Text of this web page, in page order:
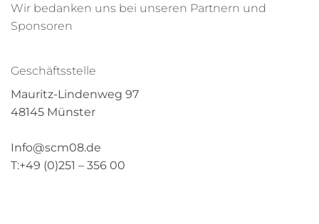
Wir bedanken uns bei unseren Partnern und
Sponsoren
Geschäftsstelle
Mauritz-Lindenweg 97
48145 Münster
Info@scm08.de
T:+49 (0)251 – 356 00